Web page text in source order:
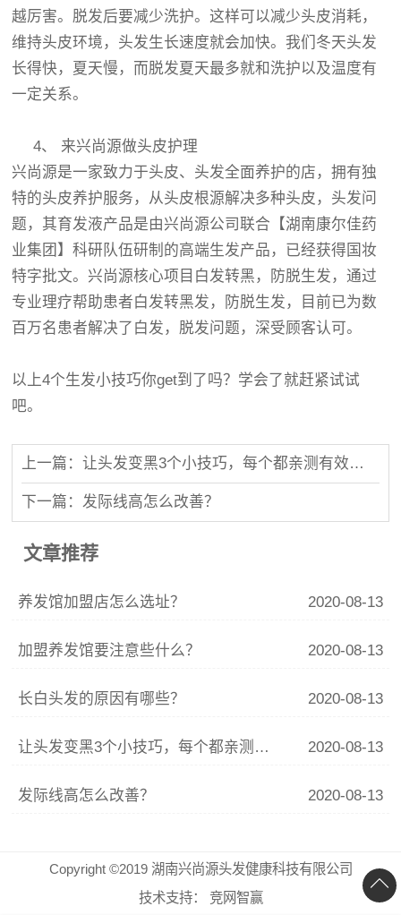
越厉害。脱发后要减少洗护。这样可以减少头皮消耗，
维持头皮环境，头发生长速度就会加快。我们冬天头发
长得快，夏天慢，而脱发夏天最多就和洗护以及温度有
一定关系。
4、 来兴尚源做头皮护理
兴尚源是一家致力于头皮、头发全面养护的店，拥有独
特的头皮养护服务，从头皮根源解决多种头皮，头发问
题，其育发液产品是由兴尚源公司联合【湖南康尔佳药
业集团】科研队伍研制的高端生发产品，已经获得国妆
特字批文。兴尚源核心项目白发转黑，防脱生发，通过
专业理疗帮助患者白发转黑发，防脱生发，目前已为数
百万名患者解决了白发，脱发问题，深受顾客认可。
以上4个生发小技巧你get到了吗？学会了就赶紧试试
吧。
上一篇：让头发变黑3个小技巧，每个都亲测有效，你确定不试试？
下一篇：发际线高怎么改善？
文章推荐
养发馆加盟店怎么选址？ 2020-08-13
加盟养发馆要注意些什么？ 2020-08-13
长白头发的原因有哪些？ 2020-08-13
让头发变黑3个小技巧，每个都亲测有效，你确定不试试？ 2020-08-13
发际线高怎么改善？ 2020-08-13
Copyright ©2019 湖南兴尚源头发健康科技有限公司
技术支持：
竞网智赢